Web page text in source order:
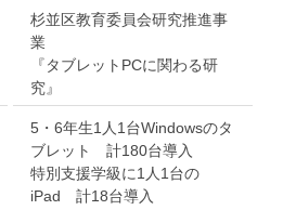
杉並区教育委員会研究推進事
業
『タブレットPCに関わる研
究』
5・6年生1人1台Windowsのタ
ブレット 計180台導入
特別支援学級に1人1台の
iPad 計18台導入